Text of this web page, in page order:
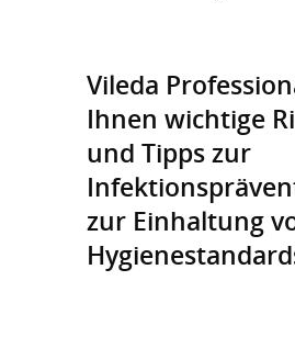
Vileda
Ihnen wichtige
und Tipps zur
zur Einhaltung